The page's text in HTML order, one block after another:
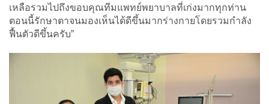
เหลือรวมไปถึงขอบคุณทีมแพทย์พยาบาลที่เก่งมากทุกท่าน
ตอนนี้รักษาตาจนมองเห็นได้ดีขึ้นมากร่างกายโดยรวมกำลัง
ฟื้นตัวดีขึ้นครับ”